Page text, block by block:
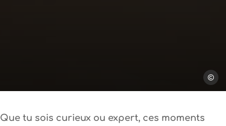
Que tu sois curieux ou expert, ces moments